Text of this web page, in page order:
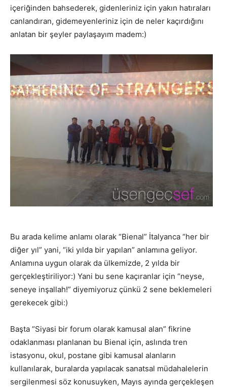
içeriğinden bahsederek, gidenleriniz için yakın hatıraları
canlandıran, gidemeyenleriniz için de neler kaçırdığını
anlatan bir şeyler paylaşayım madem:)
Bu arada kelime anlamı olarak “Bienal” İtalyanca “her bir
diğer yıl” yani, “iki yılda bir yapılan” anlamına geliyor.
Anlamına uygun olarak da ülkemizde, 2 yılda bir
gerçekleştiriliyor:) Yani bu sene kaçıranlar için “neyse,
seneye inşallah!” diyemiyoruz çünkü 2 sene beklemeleri
gerekecek gibi:)
Başta “Siyasi bir forum olarak kamusal alan” fikrine
odaklanması planlanan bu Bienal için, aslında tren
istasyonu, okul, postane gibi kamusal alanların
kullanılarak, buralarda yapılacak sanatsal müdahalelerin
sergilenmesi söz konusuyken, Mayıs ayında gerçekleşen